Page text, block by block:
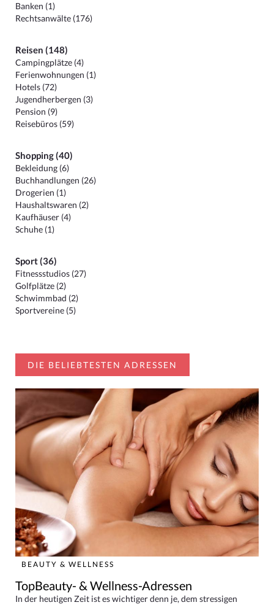
Banken (1)
Rechtsanwälte (176)
Reisen (148)
Campingplätze (4)
Ferienwohnungen (1)
Hotels (72)
Jugendherbergen (3)
Pension (9)
Reisebüros (59)
Shopping (40)
Bekleidung (6)
Buchhandlungen (26)
Drogerien (1)
Haushaltswaren (2)
Kaufhäuser (4)
Schuhe (1)
Sport (36)
Fitnessstudios (27)
Golfplätze (2)
Schwimmbad (2)
Sportvereine (5)
DIE BELIEBTESTEN ADRESSEN
BEAUTY & WELLNESS
TopBeauty- & Wellness-Adressen
In der heutigen Zeit ist es wichtiger denn je, dem stressigen